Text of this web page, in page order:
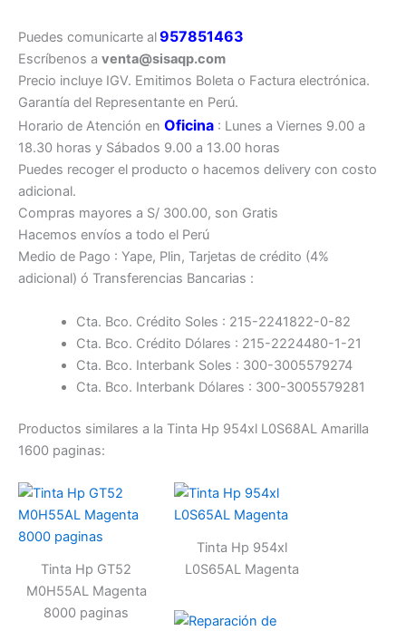
Puedes comunicarte al 957851463
Escríbenos a venta@sisaqp.com
Precio incluye IGV. Emitimos Boleta o Factura electrónica.
Garantía del Representante en Perú.
Horario de Atención en Oficina : Lunes a Viernes 9.00 a
18.30 horas y Sábados 9.00 a 13.00 horas
Puedes recoger el producto o hacemos delivery con costo
adicional.
Compras mayores a S/ 300.00, son Gratis
Hacemos envíos a todo el Perú
Medio de Pago : Yape, Plin, Tarjetas de crédito (4%
adicional) ó Transferencias Bancarias :
Cta. Bco. Crédito Soles : 215-2241822-0-82
Cta. Bco. Crédito Dólares : 215-2224480-1-21
Cta. Bco. Interbank Soles : 300-3005579274
Cta. Bco. Interbank Dólares : 300-3005579281
Productos similares a la Tinta Hp 954xl L0S68AL Amarilla
1600 paginas:
Tinta Hp GT52
M0H55AL Magenta
8000 paginas
Tinta Hp 954xl
L0S65AL Magenta